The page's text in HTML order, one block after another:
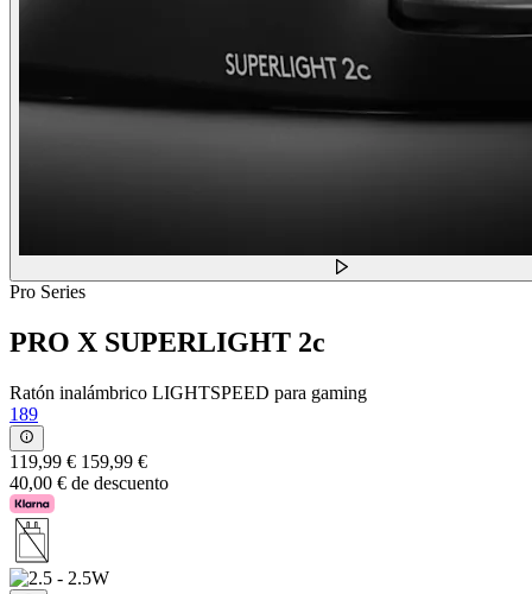
Pro Series
PRO X SUPERLIGHT 2c
Ratón inalámbrico LIGHTSPEED para gaming
189
119,99 € 159,99 €
40,00 € de descuento